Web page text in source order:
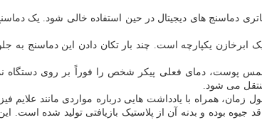
دماسنج های دیجیتال در حین استفاده خالی شود. یک
ابرخازن یکپارچه است. چند بار تکان دادن این دماسنج به
پوست، دمای فعلی پیکر شخص را فوراً بر روی دستگاه
می شود.
زمان، همراه با یادداشت هایی درباره مواردی مانند